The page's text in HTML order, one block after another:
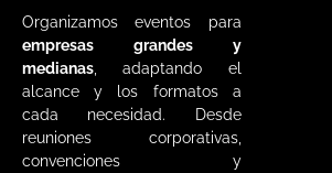
Organizamos eventos para
empresas grandes y
medianas , adaptando el
alcance y los formatos a
cada necesidad. Desde
reuniones corporativas,
convenciones y